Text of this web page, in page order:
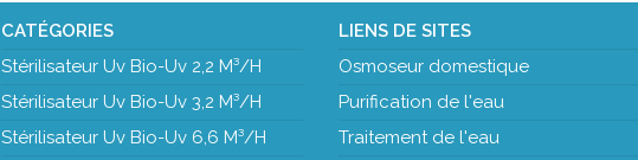
CATÉGORIES
Stérilisateur Uv Bio-Uv 2,2 M³/H
Stérilisateur Uv Bio-Uv 3,2 M³/H
Stérilisateur Uv Bio-Uv 6,6 M³/H
LIENS DE SITES
Osmoseur domestique
Purification de l'eau
Traitement de l'eau